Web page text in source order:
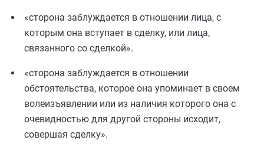
«сторона заблуждается в отношении лица, с
которым она вступает в сделку, или лица,
связанного со сделкой».
«сторона заблуждается в отношении
обстоятельства, которое она упоминает в своем
волеизъявлении или из наличия которого она с
очевидностью для другой стороны исходит,
совершая сделку».